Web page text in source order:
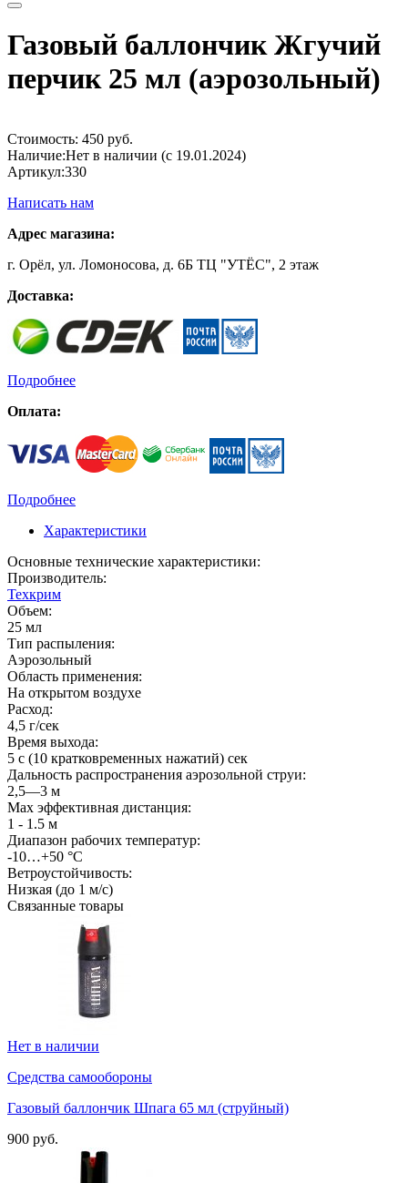
Газовый баллончик Жгучий
перчик 25 мл (аэрозольный)
Стоимость: 450 руб.
Наличие:Нет в наличии (с 19.01.2024)
Артикул:330
Написать нам
Адрес магазина:
г. Орёл, ул. Ломоносова, д. 6Б ТЦ "УТЁС", 2 этаж
Доставка:
Подробнее
Оплата:
Подробнее
Характеристики
Основные технические характеристики:
Производитель:
Техкрим
Объем:
25 мл
Тип распыления:
Аэрозольный
Область применения:
На открытом воздухе
Расход:
4,5 г/сек
Время выхода:
5 с (10 кратковременных нажатий) сек
Дальность распространения аэрозольной струи:
2,5—3 м
Мах эффективная дистанция:
1 - 1.5 м
Диапазон рабочих температур:
-10…+50 °С
Ветроустойчивость:
Низкая (до 1 м/с)
Связанные товары
Нет в наличии
Средства самообороны
Газовый баллончик Шпага 65 мл (струйный)
900 руб.